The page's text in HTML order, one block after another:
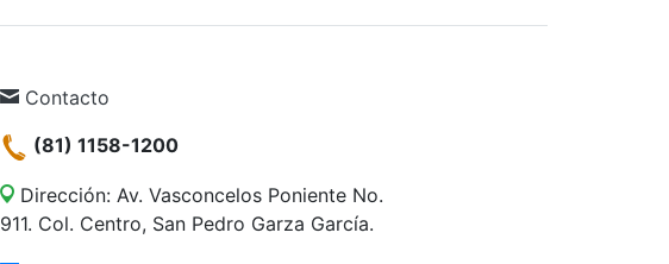
Contacto
(81) 1158-1200
Dirección: Av. Vasconcelos Poniente No.
911. Col. Centro, San Pedro Garza García.